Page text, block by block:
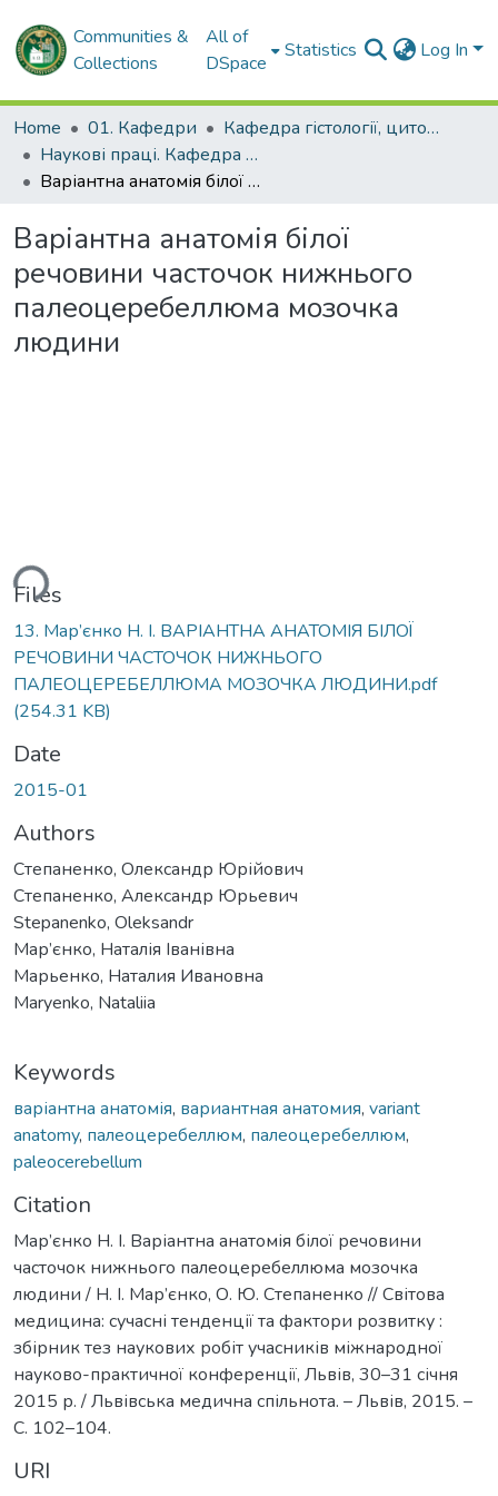
Communities &
Collections
All of
DSpace
Statistics Log In
Home 01. Кафедри
Кафедра гістології, цитології та ембріології
Наукові праці. Кафедра гістології, цитології та ембріології
Варіантна анатомія білої речовини часточок нижнього палеоцеребеллюма мозочка людини
Варіантна анатомія білої
речовини часточок нижнього
палеоцеребеллюма мозочка
людини
Files
13. Мар’єнко Н. І. ВАРІАНТНА АНАТОМІЯ БІЛОЇ
РЕЧОВИНИ ЧАСТОЧОК НИЖНЬОГО
ПАЛЕОЦЕРЕБЕЛЛЮМА МОЗОЧКА ЛЮДИНИ.pdf
(254.31 KB)
Date
2015-01
Authors
Степаненко, Олександр Юрійович
Степаненко, Александр Юрьевич
Stepanenko, Oleksandr
Мар’єнко, Наталія Іванівна
Марьенко, Наталия Ивановна
Maryenko, Nataliia
Keywords
варіантна анатомія, вариантная анатомия, variant
anatomy, палеоцеребеллюм, палеоцеребеллюм,
paleoсerebellum
Citation
Мар’єнко Н. І. Варіантна анатомія білої речовини
часточок нижнього палеоцеребеллюма мозочка
людини / Н. І. Мар’єнко, О. Ю. Степаненко // Світова
медицина: сучасні тенденції та фактори розвитку :
збірник тез наукових робіт учасників міжнародної
науково-практичної конференції, Львів, 30–31 січня
2015 р. / Львівська медична спільнота. – Львів, 2015. –
С. 102–104.
URI